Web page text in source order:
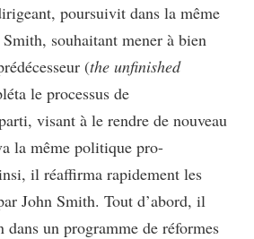
poursuivit dans la même
souhaitant mener à bien
(the unfinished
le processus de
visant à le rendre de nouveau
la même politique pro-
il réaffirma rapidement les
John Smith. Tout d’abord, il
un programme de réformes